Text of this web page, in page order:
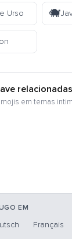
Urso 🐗
relacionadas
em temas
EM
Français